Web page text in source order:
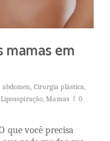
mamas em
Cirurgia plástica
Lipoaspiração ,Mamas
0
que você precisa